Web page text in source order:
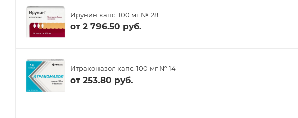
Ирунин капс. 100 мг № 28
от 2 796.50 руб.
Итраконазол капс. 100 мг № 14
от 253.80 руб.